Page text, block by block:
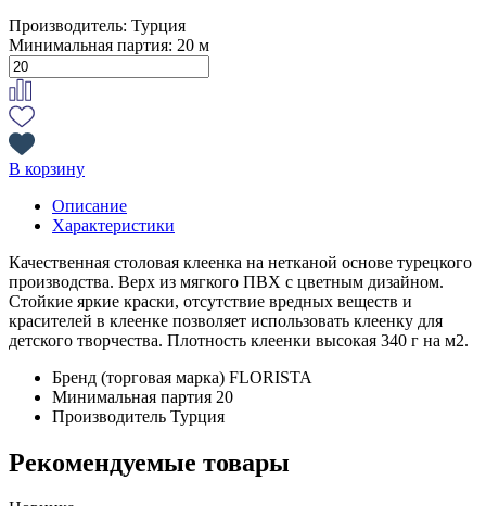
Производитель: Турция
Минимальная партия: 20 м
В корзину
Описание
Характеристики
Качественная столовая клеенка на нетканой основе турецкого
производства. Верх из мягкого ПВХ с цветным дизайном.
Стойкие яркие краски, отсутствие вредных веществ и
красителей в клеенке позволяет использовать клеенку для
детского творчества. Плотность клеенки высокая 340 г на м2.
Бренд (торговая марка) FLORISTA
Минимальная партия 20
Производитель Турция
Рекомендуемые товары